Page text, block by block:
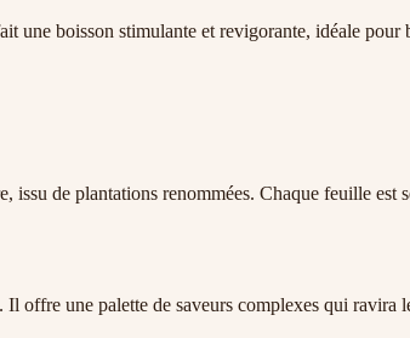
une boisson stimulante et revigorante, idéale
de plantations renommées. Chaque feuille
offre une palette de saveurs complexes qui ravira